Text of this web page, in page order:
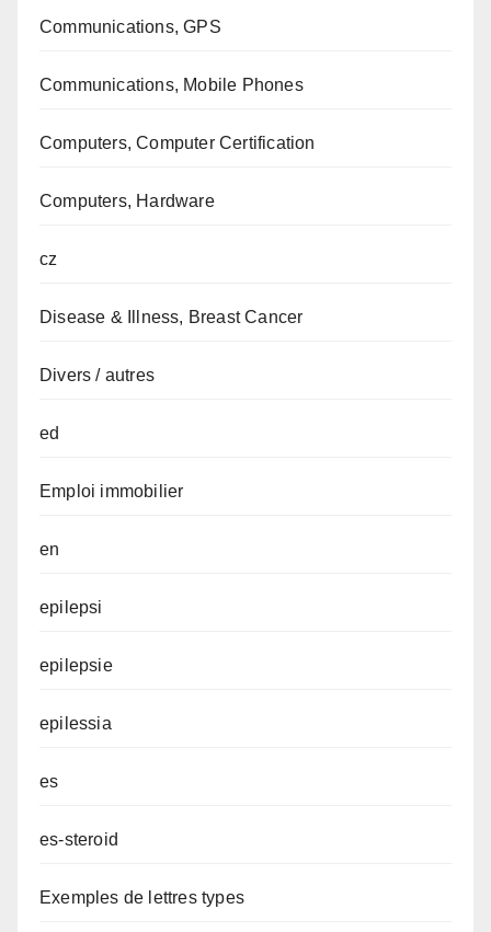
Communications, GPS
Communications, Mobile Phones
Computers, Computer Certification
Computers, Hardware
cz
Disease & Illness, Breast Cancer
Divers / autres
ed
Emploi immobilier
en
epilepsi
epilepsie
epilessia
es
es-steroid
Exemples de lettres types